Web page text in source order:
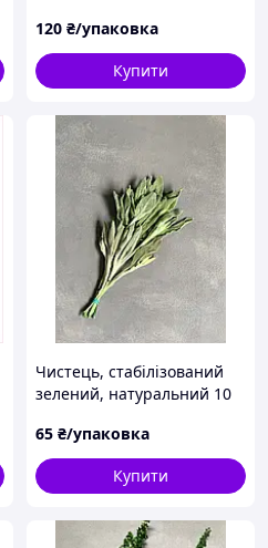
120 ₴/упаковка
Купити
Чистець, стабілізований
зелений, натуральний 10
65 ₴/упаковка
Купити